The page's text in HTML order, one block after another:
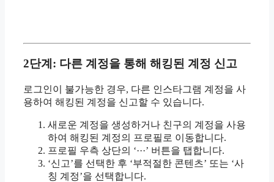
2단계: 다른 계정을 통해 해킹된 계정 신고
로그인이 불가능한 경우, 다른 인스타그램 계정을 사
용하여 해킹된 계정을 신고할 수 있습니다.
새로운 계정을 생성하거나 친구의 계정을 사용
하여 해킹된 계정의 프로필로 이동합니다.
프로필 우측 상단의 ‘···’ 버튼을 탭합니다.
‘신고’를 선택한 후 ‘부적절한 콘텐츠’ 또는 ‘사
칭 계정’을 선택합니다.